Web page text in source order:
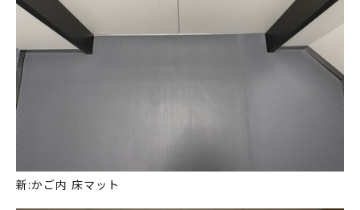
新:かご内 床マット